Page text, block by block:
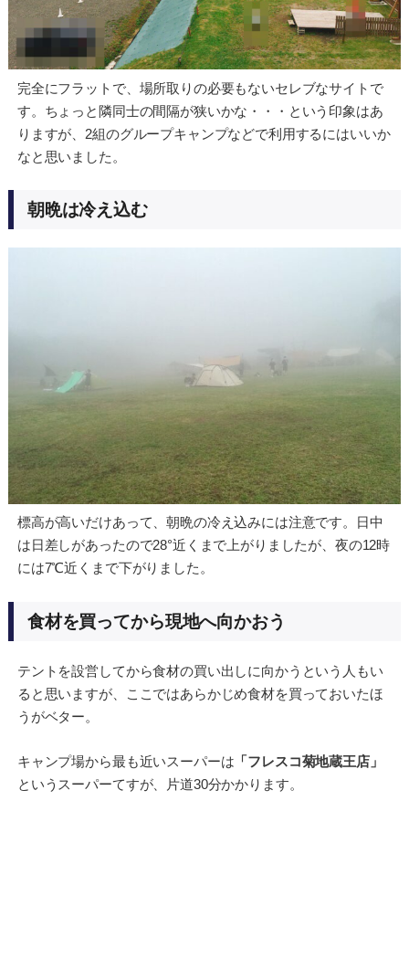
完全にフラットで、場所取りの必要もないセレブなサイトで
す。ちょっと隣同士の間隔が狭いかな・・・という印象はあ
りますが、2組のグループキャンプなどで利用するにはいいか
なと思いました。
朝晩は冷え込む
標高が高いだけあって、朝晩の冷え込みには注意です。日中
は日差しがあったので28°近くまで上がりましたが、夜の12時
には7℃近くまで下がりました。
食材を買ってから現地へ向かおう
テントを設営してから食材の買い出しに向かうという人もい
ると思いますが、ここではあらかじめ食材を買っておいたほ
うがベター。
キャンプ場から最も近いスーパーは 「フレスコ菊地蔵王店」
というスーパーてすが、片道30分かかります。